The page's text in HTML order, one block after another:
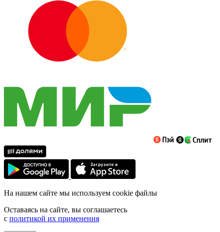
На нашем сайте мы используем cookie файлы
Оставаясь на сайте, вы соглашаетесь
с политикой их применения